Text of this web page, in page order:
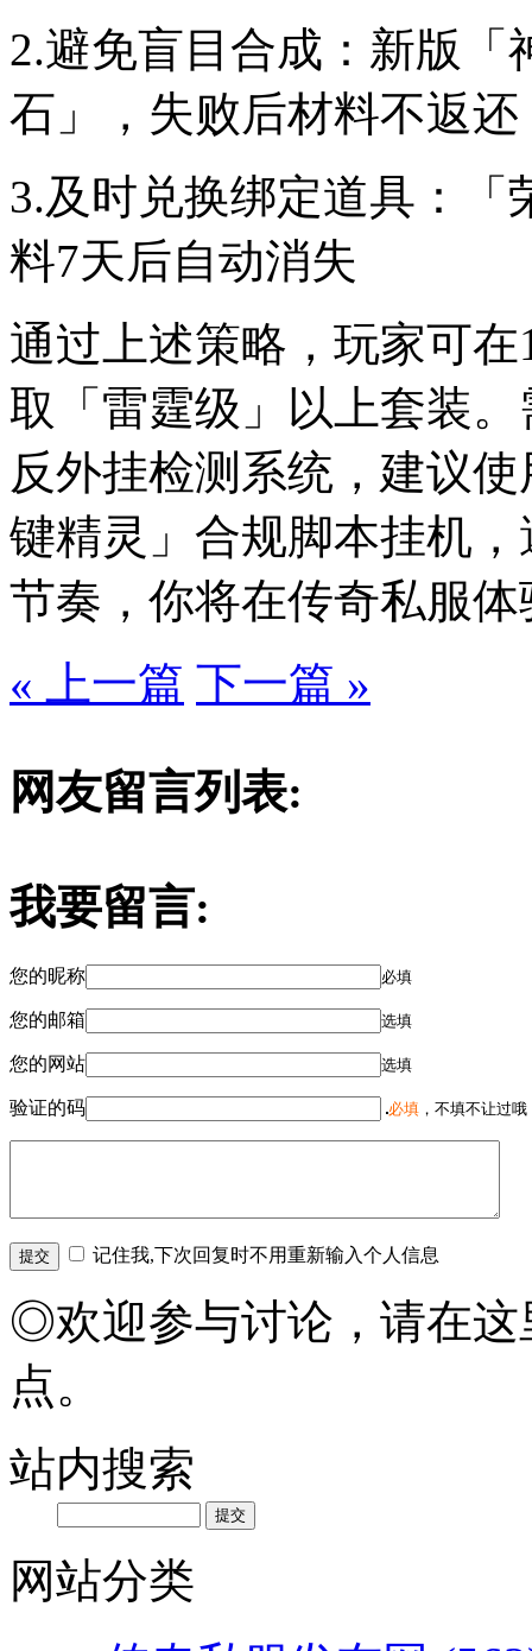
2.避免盲目合成：新版「
石」，失败后材料不返还
3.及时兑换绑定道具：
料7天后自动消失
通过上述策略，玩家可
取「雷霆级」以上套装
反外挂检测系统，建议
键精灵」合规脚本挂机
节奏，你将在传奇私服
« 上一篇 下一篇 »
网友留言列表:
我要留言:
您的昵称 必填
您的邮箱 选填
您的网站 选填
验证的码 必填 ，不填不让过
记住我,下次回复时不用重新输入个人信息
◎欢迎参与讨论，请在这
点。
站内搜索
网站分类